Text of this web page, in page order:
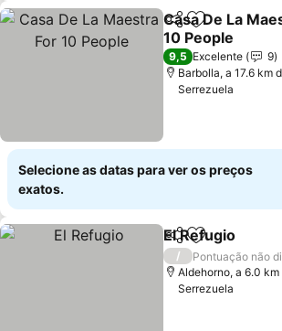
PartilharAdicionar
Casa De La
10 People
9,5 Excelente
9
Barbolla, a 17.6 km
Serrezuela
Selecione as datas para ver os preços
exatos.
PartilharAdicionar
El Refugio
/
Pontuação não
Aldehorno, a 6.0
Serrezuela